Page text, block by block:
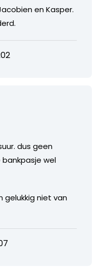
en Kasper.
dus geen
wel
gelukkig niet van